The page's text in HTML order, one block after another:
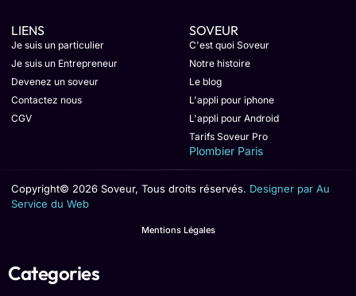
LIENS
Je suis un particulier
Je suis un Entrepreneur
Devenez un soveur
Contactez nous
CGV
SOVEUR
C'est quoi Soveur
Notre histoire
Le blog
L'appli pour iphone
L'appli pour Android
Tarifs Soveur Pro
Plombier Paris
Copyright© 2026 Soveur, Tous droits réservés. Designer par Au
Service du Web
Mentions Légales
Categories